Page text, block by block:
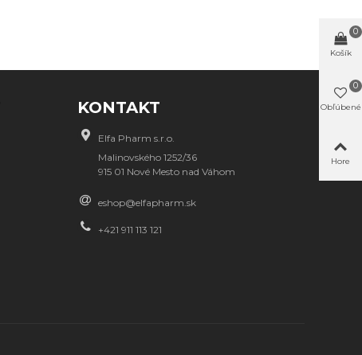
KONTAKT
Elfa Pharm s.r.o.
Malinovského 1252/36
915 01 Nové Mesto nad Váhom
eshop@elfapharm.sk
+421 911 113 121
Košík
0
Obľúbené
0
Hore